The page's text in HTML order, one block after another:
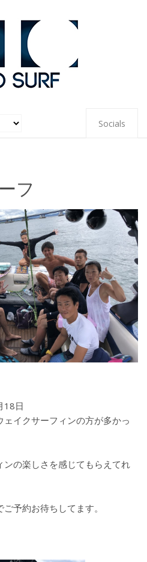
Socials
フ
18日
イクサーフィンの方が多かっ
の楽しさを感じてもらえてれ
予約お待ちしてます。